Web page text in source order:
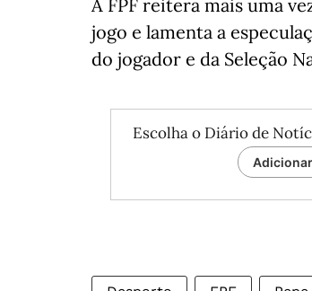
A FPF reitera mais uma
jogo e lamenta a
do jogador e da Seleção
Escolha o Diário de